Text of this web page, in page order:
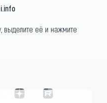
выделите её и нажмите